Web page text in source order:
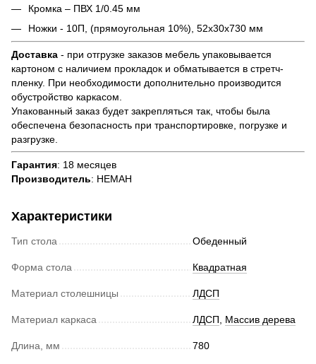
Кромка – ПВХ 1/0.45 мм
Ножки - 10П, (прямоугольная 10%), 52х30х730 мм
Доставка - при отгрузке заказов мебель упаковывается
картоном с наличием прокладок и обматывается в стретч-
пленку. При необходимости дополнительно производится
обустройство каркасом.
Упакованный заказ будет закрепляться так, чтобы была
обеспечена безопасность при транспортировке, погрузке и
разгрузке.
Гарантия: 18 месяцев
Производитель: НЕМАН
Характеристики
Тип стола Обеденный
Форма стола Квадратная
Материал столешницы ЛДСП
Материал каркаса ЛДСП, Массив дерева
Длина, мм 780